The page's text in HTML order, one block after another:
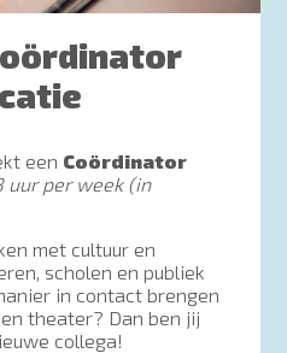
een Coördinator
uur per week (in
met cultuur en
scholen en publiek
in contact brengen
theater? Dan ben jij
collega!